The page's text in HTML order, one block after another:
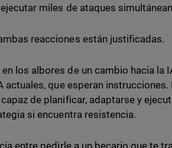
miles de ataques
reacciones están justificadas.
los albores de un cambio hacia la
actuales, que esperan
de planificar, adaptarse y
si encuentra resistencia.
entre pedirle a un becario que te